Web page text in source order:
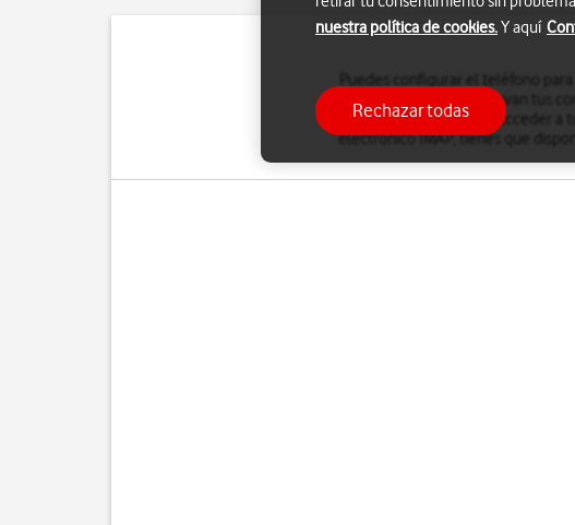
correo IMAP se conservan tus
consiguiente, puedes acceder a
electrónico IMAP, tienes que
nuestra política de cookies.Y aquí
Rechazar todas